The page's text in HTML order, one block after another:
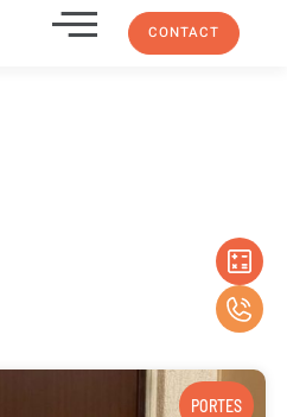
CONTACT
Installation de baie vitrée coulissante
PORTES